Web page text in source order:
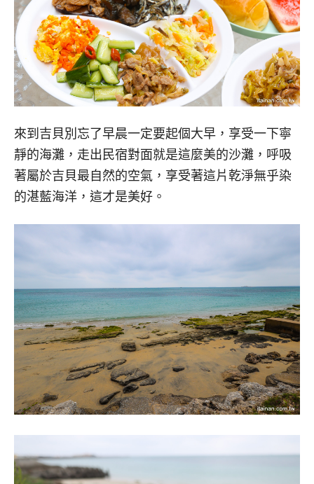
來到吉貝別忘了早晨一定要起個大早，享受一下寧
靜的海灘，走出民宿對面就是這麼美的沙灘，呼吸
著屬於吉貝最自然的空氣，享受著這片乾淨無乎染
的湛藍海洋，這才是美好。